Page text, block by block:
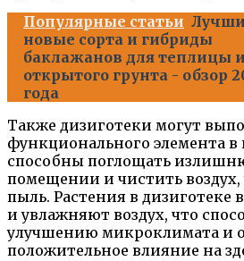
Популярные статьи
новые сорта и гибриды
баклажанов для теплицы и
открытого грунта - обзор
года
Также дизиготеки могут
функционального элемента в
способны поглощать
помещении и чистить
пыль. Растения в дизиготеке
и увлажняют воздух, что
улучшению микроклимата и
положительное влияние на